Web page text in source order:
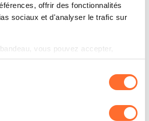
offrir des fonctionnalités
sociaux et d'analyser le trafic sur
vous pouvez accepter,
les cookies selon vos préférences,
strictement nécessaires au
site. Une description des différents
besoin identifié,
personnalisée
est proposée
créateurs et dirigeants